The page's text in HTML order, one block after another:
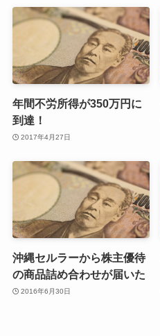
年間不労所得が350万円に
到達！
2017年4月27日
沖縄セルラーから株主優待
の商品詰め合わせが届いた
2016年6月30日